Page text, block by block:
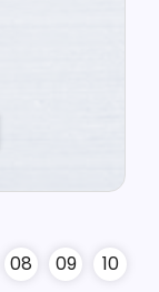
08 09 10